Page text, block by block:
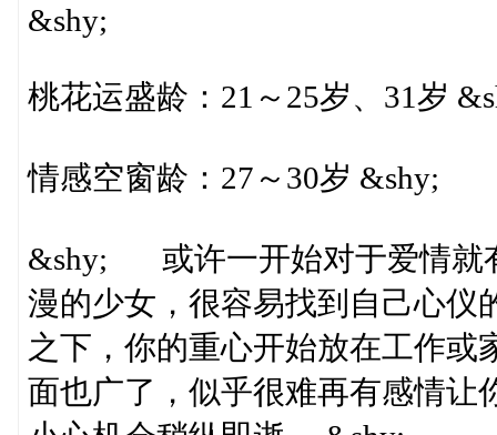
&shy;
桃花运盛龄：21～25岁、31岁
情感空窗龄：27～30岁 &shy;
&shy; 或许一开始对于爱情就
漫的少女，很容易找到自己心仪
之下，你的重心开始放在工作或
面也广了，似乎很难再有感情让